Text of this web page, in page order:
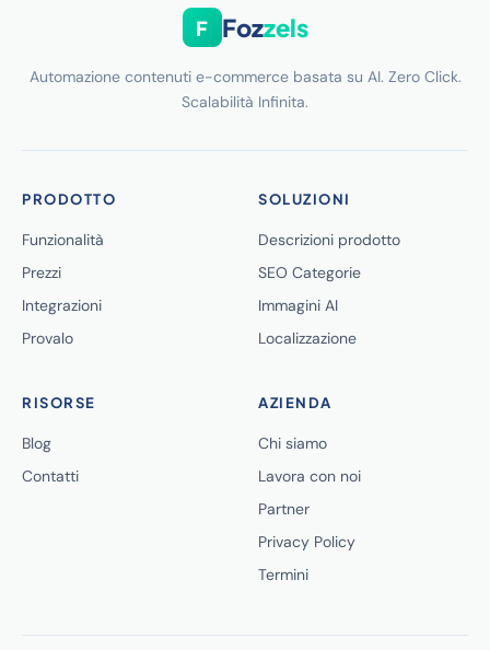
F Fozzels
Automazione contenuti e-commerce basata su AI. Zero Click.
Scalabilità Infinita.
PRODOTTO
Funzionalità
Prezzi
Integrazioni
Provalo
SOLUZIONI
Descrizioni prodotto
SEO Categorie
Immagini AI
Localizzazione
RISORSE
Blog
Contatti
AZIENDA
Chi siamo
Lavora con noi
Partner
Privacy Policy
Termini